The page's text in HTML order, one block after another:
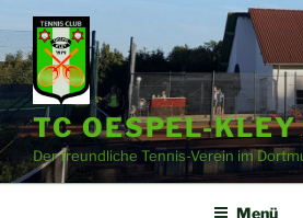
Zum
Inhalt
springen
TC OESPEL-
Der freundliche Tennis-Verein im
Menü